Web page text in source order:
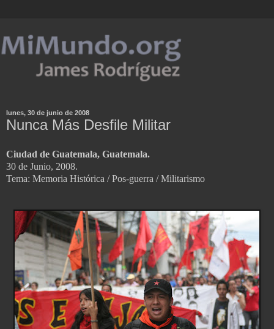
lunes, 30 de junio de 2008
Nunca Más Desfile Militar
Ciudad de Guatemala, Guatemala.
30 de Junio, 2008.
Tema: Memoria Histórica / Pos-guerra / Militarismo